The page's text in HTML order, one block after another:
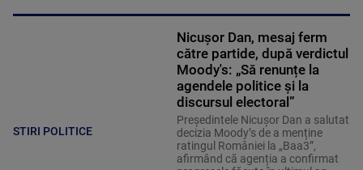
STIRI POLITICE
Nicușor Dan, mesaj ferm
către partide, după verdictul
Moody's: „Să renunțe la
agendele politice şi la
discursul electoral”
Președintele Nicușor Dan a salutat
decizia Moody’s de a menține
ratingul României la „Baa3”,
afirmând că agenția a confirmat